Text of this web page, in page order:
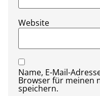
Website
Name, E-Mail-
Browser für meinen
speichern.